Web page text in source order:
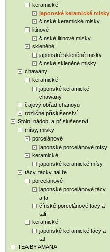
keramické
japonské keramické misky
čínské keramické misky
litinové
čínské litinové misky
skleněné
japonské skleněné misky
čínské skleněné misky
chawany
keramické
japonské keramické
chawany
čajový obřad chanoyu
rozličné příslušenství
Stolní nádobí a příslušenství
mísy, misky
porcelánové
japonské porcelánové mísy
keramické
japonské keramické mísy
tácy, tácky, talíře
porcelánové
japonské porcelánové tácy
a ta
čínské porcelánové tácy a
talí
keramické
japonské keramické tácy a
tal
TEA BY AMANA